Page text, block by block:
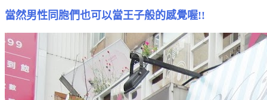
當然男性同胞們也可以當王子般的感覺喔!!